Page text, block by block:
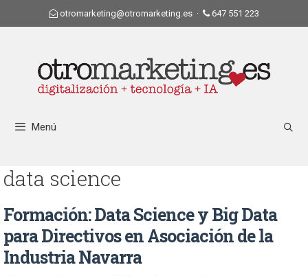
otromarketing@otromarketing.es · 647 551 223
Menú
data science
Formación: Data Science y Big Data
para Directivos en Asociación de la
Industria Navarra